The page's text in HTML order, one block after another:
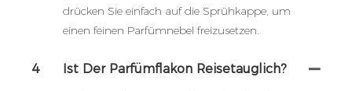
drücken Sie einfach auf die Sprühkappe, um
einen feinen Parfümnebel freizusetzen.
4 Ist Der Parfümflakon Reisetauglich?